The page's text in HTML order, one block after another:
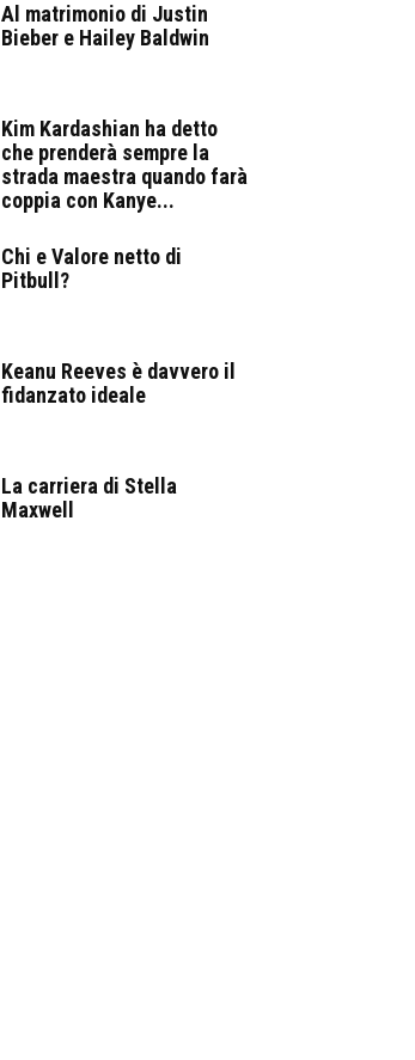
Al matrimonio di Justin
Bieber e Hailey Baldwin
Kim Kardashian ha detto
che prenderà sempre la
strada maestra quando farà
coppia con Kanye...
Chi e Valore netto di
Pitbull?
Keanu Reeves è davvero il
fidanzato ideale
La carriera di Stella
Maxwell